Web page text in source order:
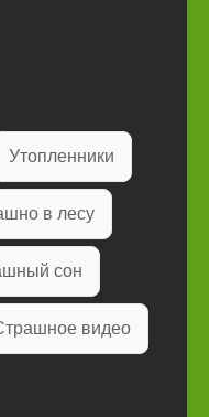
Утопленники
в лесу
сон
видео